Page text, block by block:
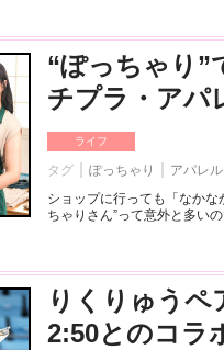
“ぽっちゃり”
チプラ・アパ
ライフ
タグ ぽっちゃり アパレル
ショップに行っても「なか
ちゃりさん”って意外と多い
りくりゅうペ
2:50とのコラ